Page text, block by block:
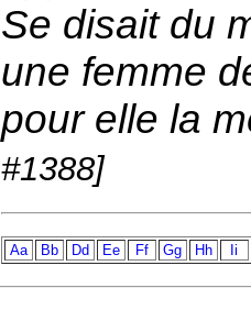
Se disait du
une femme
pour elle la
#1388]
Aa Bb Dd Ee Ff Gg Hh Ii